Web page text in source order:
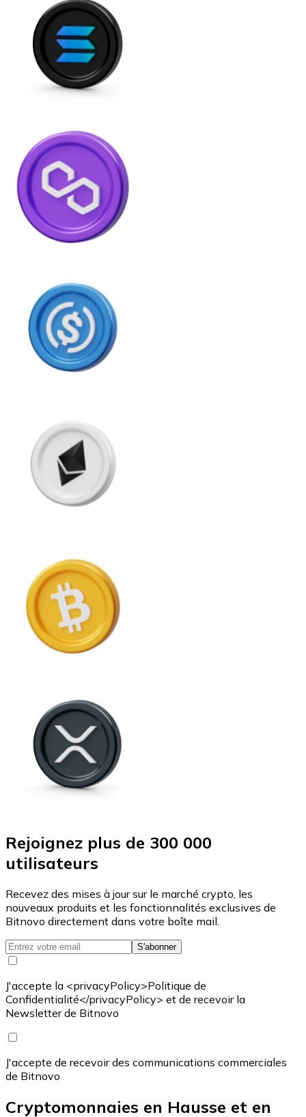
Rejoignez plus de 300 000
utilisateurs
Recevez des mises à jour sur le marché crypto, les
nouveaux produits et les fonctionnalités exclusives de
Bitnovo directement dans votre boîte mail.
S'abonner
J'accepte la <privacyPolicy>Politique de
Confidentialité</privacyPolicy> et de recevoir la
Newsletter de Bitnovo
J'accepte de recevoir des communications commerciales
de Bitnovo
Cryptomonnaies en Hausse et en